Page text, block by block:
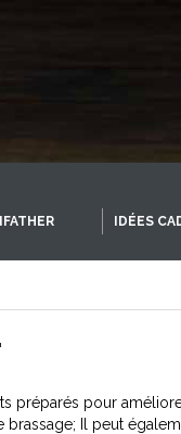
IDÉES
préparés pour
Il peut